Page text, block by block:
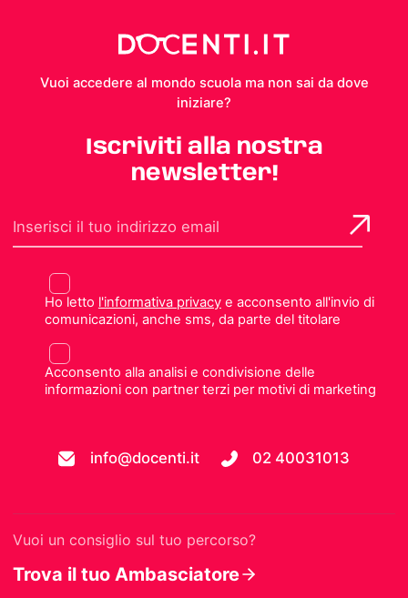
Vuoi accedere al mondo scuola ma non sai da dove
iniziare?
Iscriviti alla nostra
newsletter!
Ho letto l'informativa privacye acconsento all'invio di
comunicazioni, anche sms, da parte del titolare
Acconsento alla analisi e condivisione delle
informazioni con partner terzi per motivi di marketing
info@docenti.it 02 40031013
Vuoi un consiglio sul tuo percorso?
Trova il tuo Ambasciatore